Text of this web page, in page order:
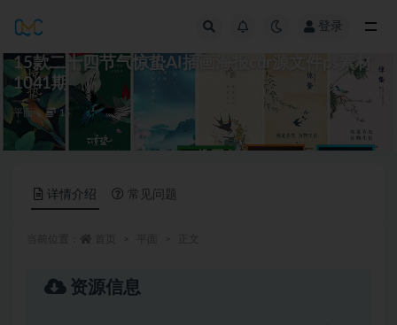
登录
15款二十四节气惊蛰AI插画海报cdr源文件ps素材
1041期
平面 15
详情介绍 常见问题
资源信息